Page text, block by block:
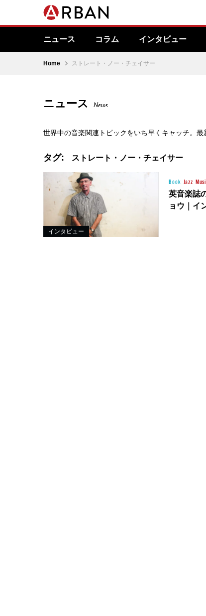
ニュース コラム インタビュー
Home ストレート・ノー・チェイサー
ニュース News
世界中の音楽関連トピックをいち早くキャッチ。最
タグ: ストレート・ノー・チェイサー
インタビュー
Book Jazz
英音楽誌
ョウ｜イ